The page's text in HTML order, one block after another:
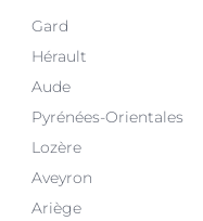
Gard
Hérault
Aude
Pyrénées-Orientales
Lozère
Aveyron
Ariège